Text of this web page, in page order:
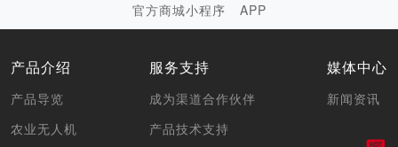
官方商城小程序
APP
产品介绍
产品导览
农业无人机
服务支持
成为渠道合作伙伴
产品技术支持
媒体中心
新闻资讯